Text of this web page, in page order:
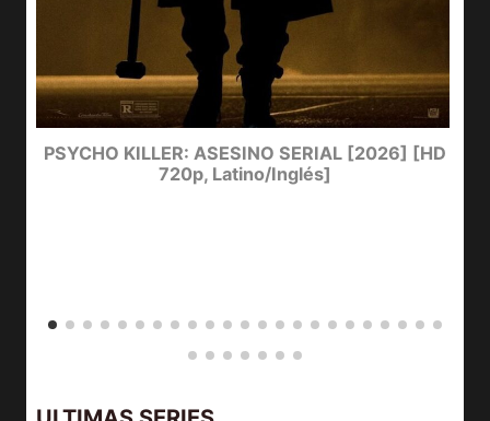
PSYCHO KILLER: ASESINO SERIAL [2026] [HD
720p, Latino/Inglés]